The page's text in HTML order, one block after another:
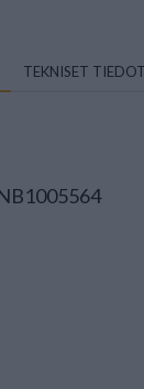
TEKNISET TIEDOT